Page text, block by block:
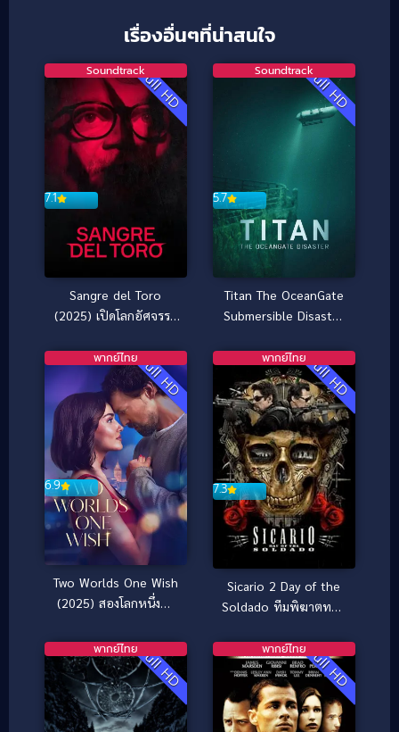
เรื่องอื่นๆที่น่าสนใจ
Full HD
7.1
Soundtrack
Sangre del Toro
(2025) เปิดโลกอัศจรรย์
Full HD
5.7
Soundtrack
Titan The OceanGate
Submersible Disaster
Full HD
6.9
พากย์ไทย
Two Worlds One Wish
(2025) สองโลกหนึ่งคำ
Full HD
7.3
พากย์ไทย
Sicario 2 Day of the
Soldado ทีมพิฆาตทะลุ
Full HD
พากย์ไทย Full HD
พากย์ไทย